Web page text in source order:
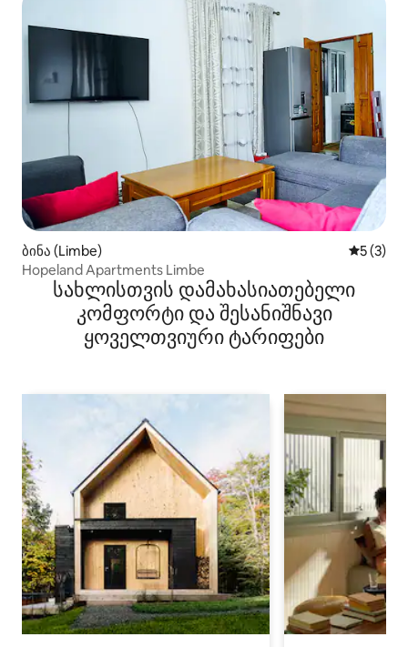
ბინა (Limbe)
5 (3)
Hopeland Apartments Limbe
სახლისთვის დამახასიათებელი
კომფორტი და შესანიშნავი
ყოველთვიური ტარიფები